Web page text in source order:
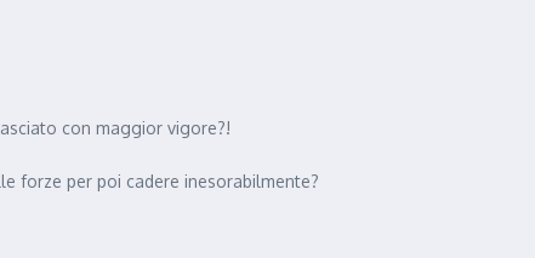
con maggior vigore?!
forze per poi cadere inesorabilmente?